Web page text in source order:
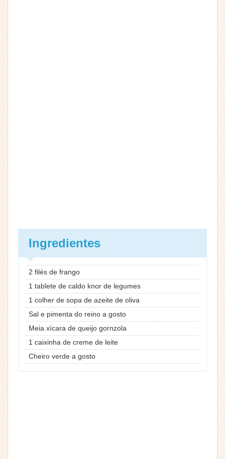
Ingredientes
2 filés de frango
1 tablete de caldo knor de legumes
1 colher de sopa de azeite de oliva
Sal e pimenta do reino a gosto
Meia xícara de queijo gornzola
1 caixinha de creme de leite
Cheiro verde a gosto